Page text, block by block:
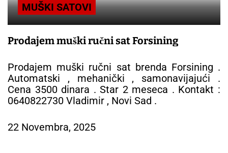
MUŠKI SATOVI
Prodajem muški ručni sat Forsining
Prodajem muški ručni sat brenda Forsining .
Automatski , mehanički , samonavijajući .
Cena 3500 dinara . Star 2 meseca . Kontakt :
0640822730 Vladimir , Novi Sad .
22 Novembra, 2025